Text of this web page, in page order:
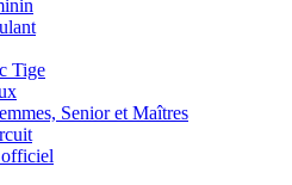
Tige
Senior et Maîtres
officiel